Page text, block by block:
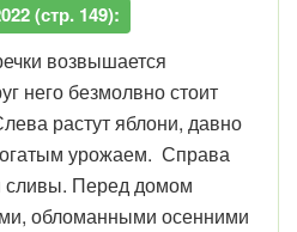
(стр. 149):
возвышается
него безмолвно стоит
растут яблони, давно
урожаем. Справа
Перед домом
обломанными осенними